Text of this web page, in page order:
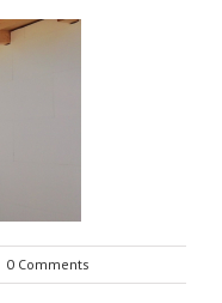
0 Comments